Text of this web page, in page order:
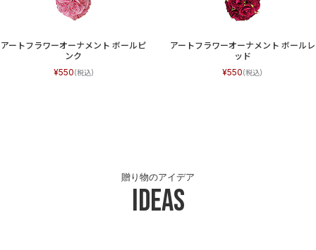
アートフラワーオーナメント ボールピ
ンク
550
アートフラワーオーナメント ボールレ
ッド
550
Ideas
贈り物のアイデア